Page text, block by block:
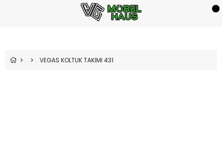
VEGAS KOLTUK TAKIMI 431